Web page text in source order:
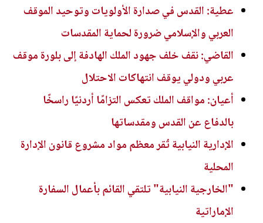
عطية: القدس في صدارة الأولويات وتوحيد الموقف
العربي والإسلامي ضرورة لحماية المقدسات
القاضي: نقف خلف جهود الملك الهادفة إلى بلورة موقف
عربي ودولي يوقف انتهاكات الاحتلال
أعيان: مواقف الملك تعكس التزامًا أردنيًا راسخًا
بالدفاع عن القدس ومقدساتها
الإدارية النيابية تُقر معظم مواد مشروع قانون الإدارة
المحلية
"الخارجية النيابية" تلتقي القائم بأعمال السفارة
الإماراتية